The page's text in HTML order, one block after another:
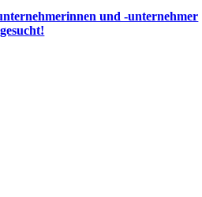
und -unternehmer